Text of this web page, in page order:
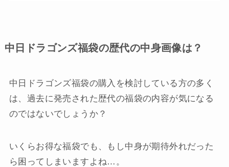
中日ドラゴンズ福袋の歴代の中身画像は？
中日ドラゴンズ福袋の購入を検討している方の多く
は、過去に発売された歴代の福袋の内容が気になる
のではないでしょうか？
いくらお得な福袋でも、もし中身が期待外れだった
ら困ってしまいますよね…。